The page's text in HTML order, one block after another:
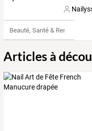
Beauté, Santé & Remise en
Articles à